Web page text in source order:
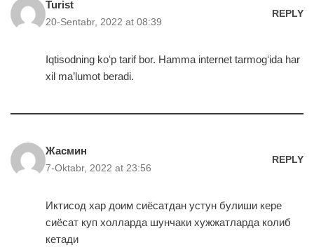
Turist
20-Sentabr, 2022 at 08:39
REPLY
Iqtisodning koʻp tarif bor. Hamma internet tarmogʻida har
xil ma’lumot beradi.
Жасмин
7-Oktabr, 2022 at 23:56
REPLY
Иктисод хар доим сиёсатдан устун булиши кере
сиёсат куп холларда шунчаки хужжатларда колиб
кетади